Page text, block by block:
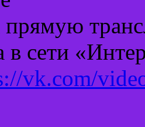
прямую
в сети
vk.com/